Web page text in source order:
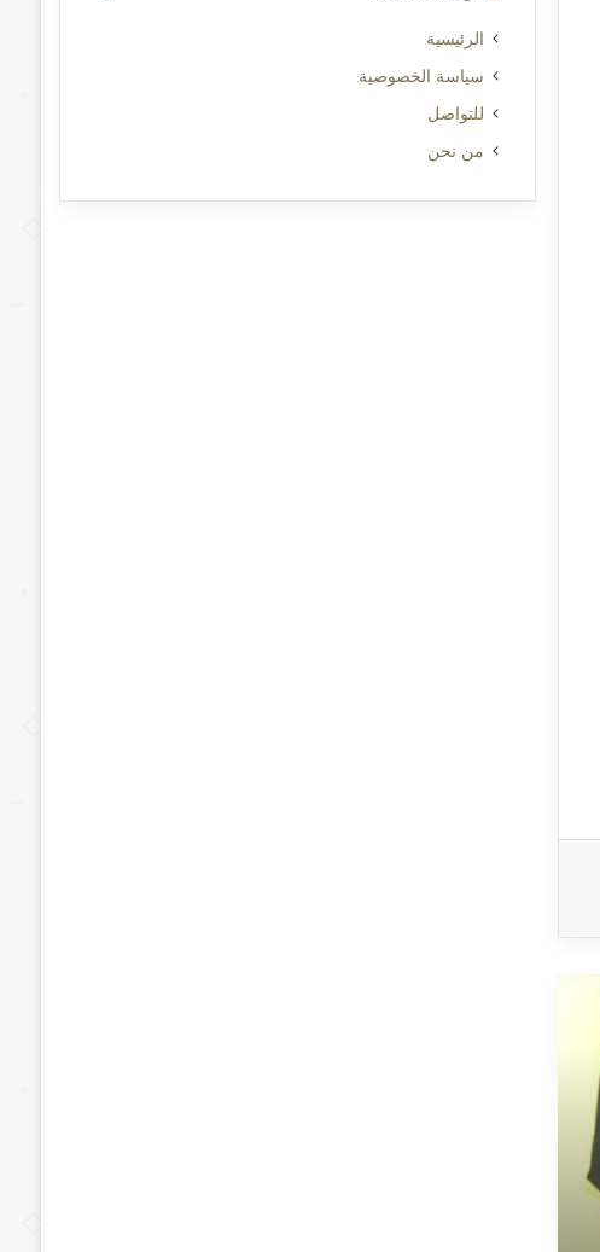
الرئيسية
سياسة الخصوصية
للتواصل
من نحن